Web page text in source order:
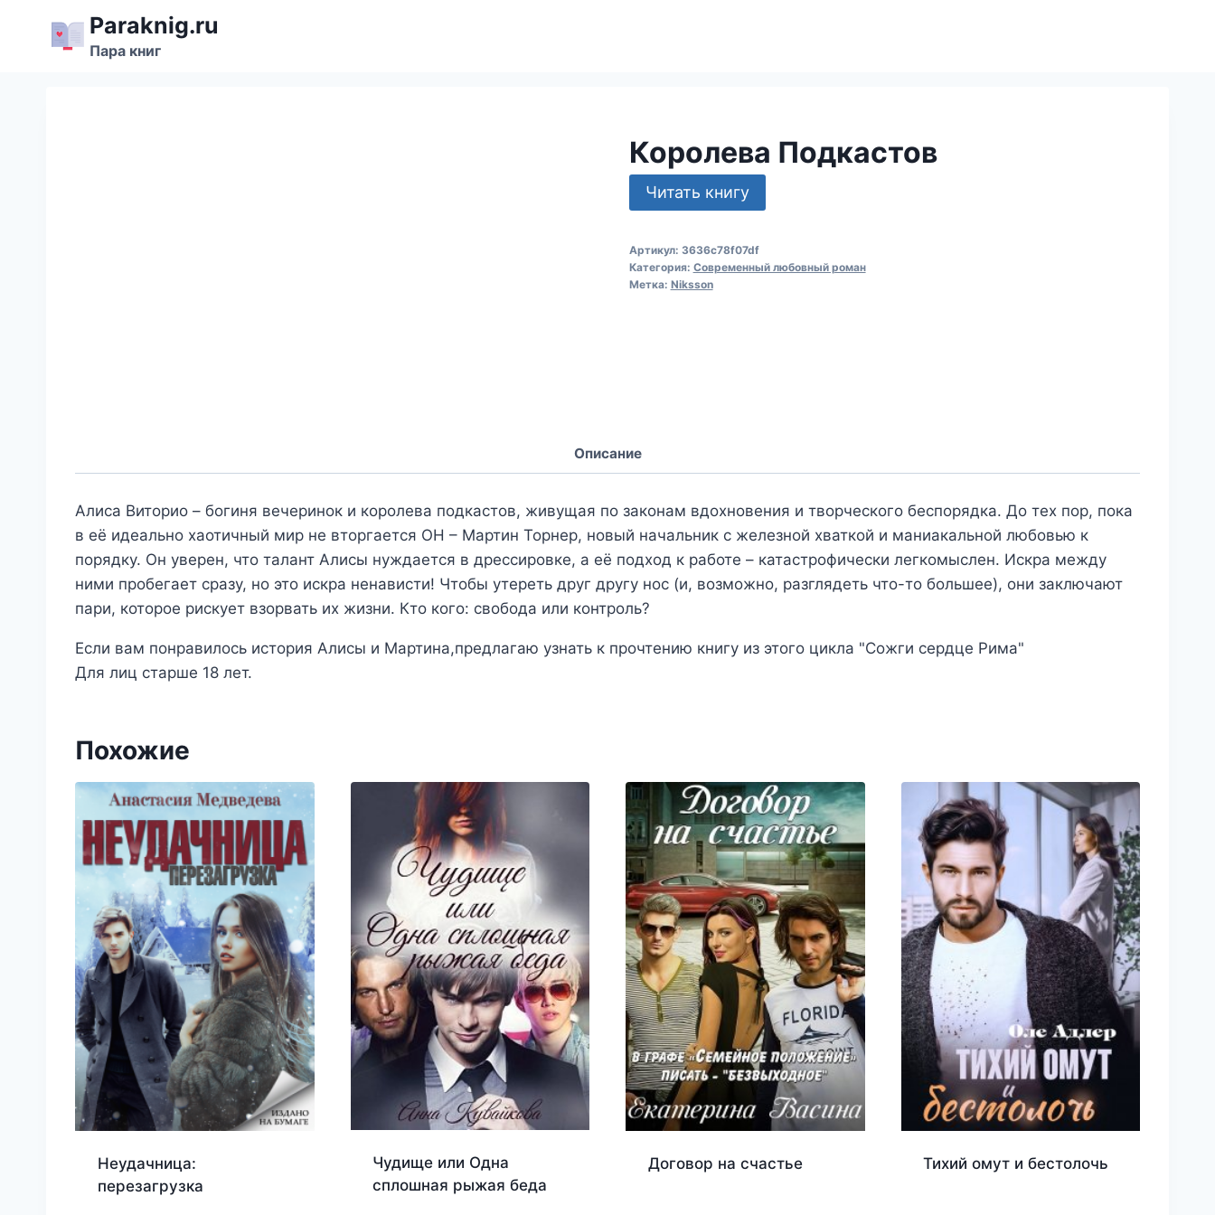
содержимому
Paraknig.ru
Пара книг
Королева Подкастов
Читать книгу
Артикул: 3636c78f07df
Категория: Современный любовный роман
Метка: Niksson
Описание
Алиса Виторио – богиня вечеринок и королева подкастов, живущая по законам вдохновения и творческого беспорядка. До тех пор, пока
в её идеально хаотичный мир не вторгается ОН – Мартин Торнер, новый начальник с железной хваткой и маниакальной любовью к
порядку. Он уверен, что талант Алисы нуждается в дрессировке, а её подход к работе – катастрофически легкомыслен. Искра между
ними пробегает сразу, но это искра ненависти! Чтобы утереть друг другу нос (и, возможно, разглядеть что-то большее), они заключают
пари, которое рискует взорвать их жизни. Кто кого: свобода или контроль?
Если вам понравилось история Алисы и Мартина,предлагаю узнать к прочтению книгу из этого цикла "Сожги сердце Рима"
Для лиц старше 18 лет.
Похожие
Неудачница:
перезагрузка
Чудище или Одна
сплошная рыжая беда
Договор на счастье Тихий омут и бестолочь